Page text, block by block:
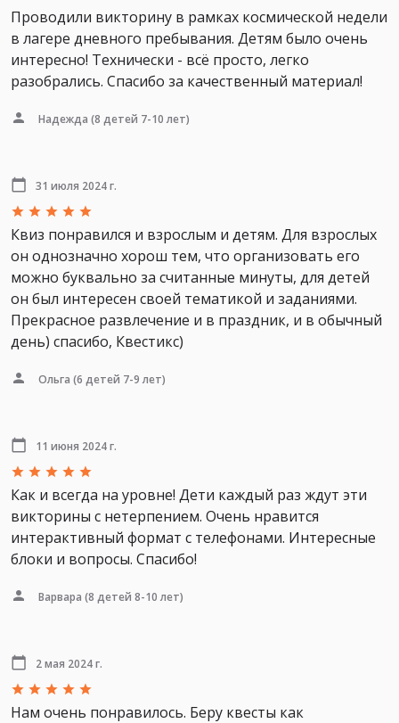
Проводили викторину в рамках космической недели
в лагере дневного пребывания. Детям было очень
интересно! Технически - всё просто, легко
разобрались. Спасибо за качественный материал!
Надежда (8 детей 7-10 лет)
31 июля 2024 г.
Квиз понравился и взрослым и детям. Для взрослых
он однозначно хорош тем, что организовать его
можно буквально за считанные минуты, для детей
он был интересен своей тематикой и заданиями.
Прекрасное развлечение и в праздник, и в обычный
день) спасибо, Квестикс)
Ольга (6 детей 7-9 лет)
11 июня 2024 г.
Как и всегда на уровне! Дети каждый раз ждут эти
викторины с нетерпением. Очень нравится
интерактивный формат с телефонами. Интересные
блоки и вопросы. Спасибо!
Варвара (8 детей 8-10 лет)
2 мая 2024 г.
Нам очень понравилось. Беру квесты как